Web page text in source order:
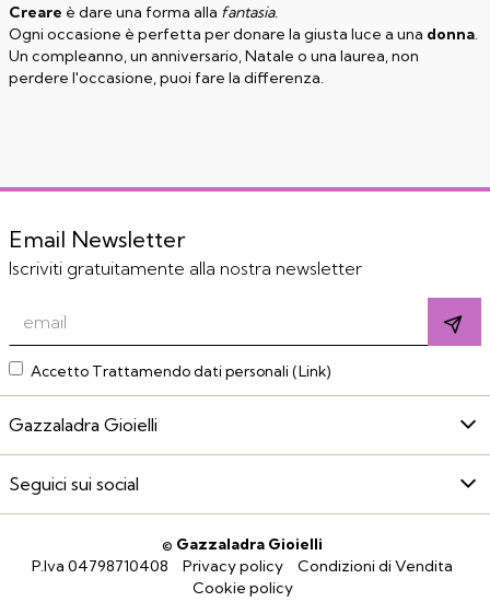
Creare è dare una forma alla fantasia.
Ogni occasione è perfetta per donare la giusta luce a una donna.
Un compleanno, un anniversario, Natale o una laurea, non
perdere l'occasione, puoi fare la differenza.
Email Newsletter
Iscriviti gratuitamente alla nostra newsletter
Accetto Trattamendo dati personali (Link)
Gazzaladra Gioielli
Seguici sui social
© Gazzaladra Gioielli
P.Iva 04798710408
Privacy policy
Condizioni di Vendita
Cookie policy